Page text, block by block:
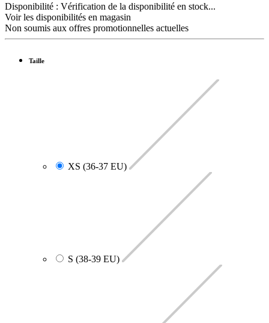
Disponibilité : Vérification de la disponibilité en stock...
Voir les disponibilités en magasin
Non soumis aux offres promotionnelles actuelles
Taille
XS (36-37 EU)
S (38-39 EU)